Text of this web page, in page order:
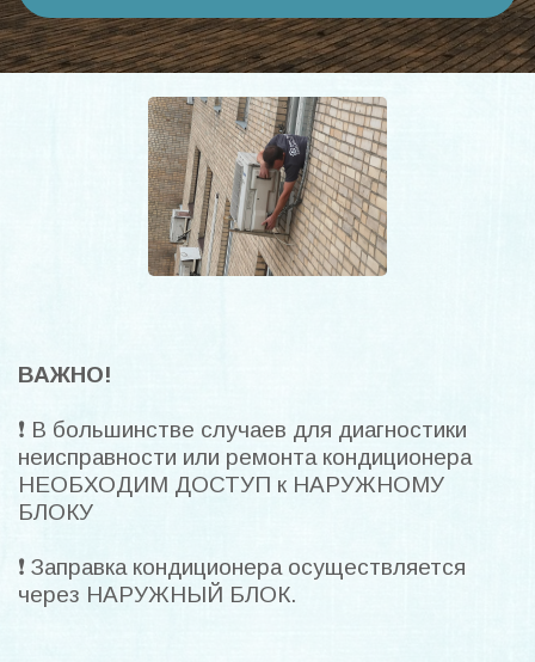
ВАЖНО!
❗ В большинстве случаев для диагностики
неисправности или ремонта кондиционера
НЕОБХОДИМ ДОСТУП к НАРУЖНОМУ
БЛОКУ
❗ Заправка кондиционера осуществляется
через НАРУЖНЫЙ БЛОК.